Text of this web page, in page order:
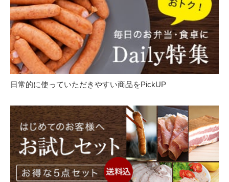
日常的に使っていただきやすい商品をPickUP